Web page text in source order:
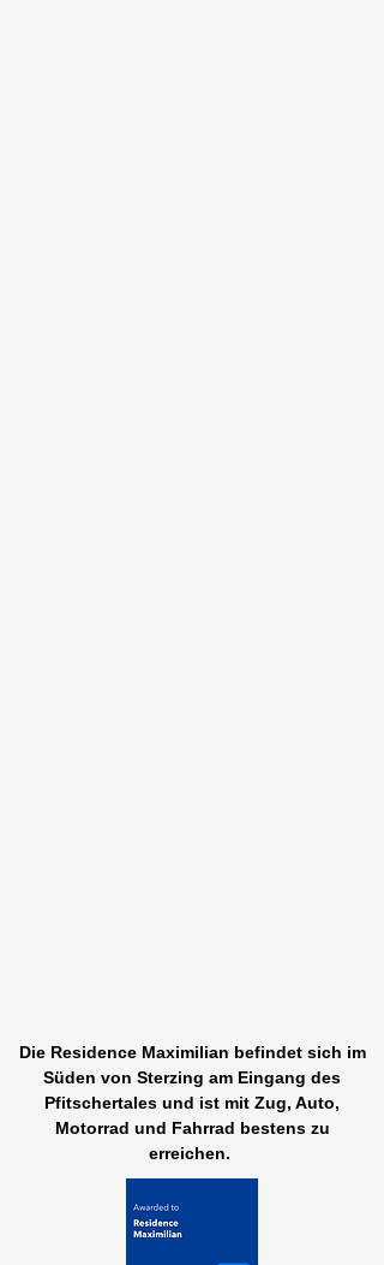
Die Residence Maximilian befindet sich im
Süden von Sterzing am Eingang des
Pfitschertales und ist mit Zug, Auto,
Motorrad und Fahrrad bestens zu
erreichen.